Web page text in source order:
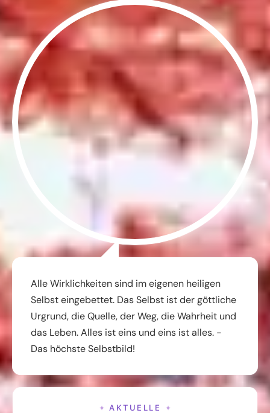
Alle Wirklichkeiten sind im eigenen heiligen
Selbst eingebettet. Das Selbst ist der göttliche
Urgrund, die Quelle, der Weg, die Wahrheit und
das Leben. Alles ist eins und eins ist alles. -
Das höchste Selbstbild!
✦ AKTUELLE ✦